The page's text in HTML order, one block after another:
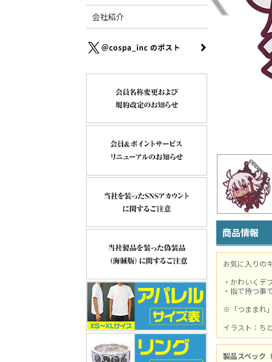
会社紹介
商品情報
お気に入りの
・かわいくデ
・指で持つ事
※「つままれ
イラスト：ちと
製品スペック